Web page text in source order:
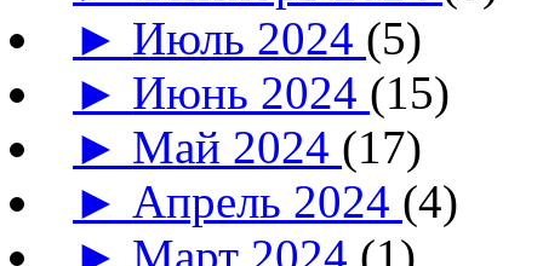
► Июль 2024 (5)
► Июнь 2024 (15)
► Май 2024 (17)
► Апрель 2024 (4)
► Март 2024 (1)